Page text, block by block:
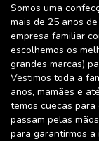
Somos uma
mais de 25 anos
empresa familiar
escolhemos os
grandes marcas)
Vestimos toda a
anos, mamães e
temos cuecas para
passam pelas
para garantirmos